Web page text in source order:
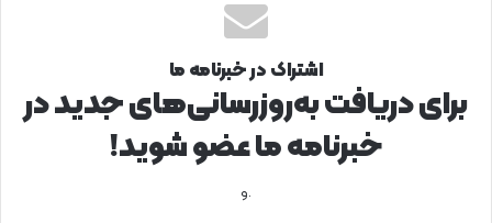
اشتراک در خبرنامه ما
برای دریافت به‌روزرسانی‌های جدید در
خبرنامه ما عضو شوید!
.و